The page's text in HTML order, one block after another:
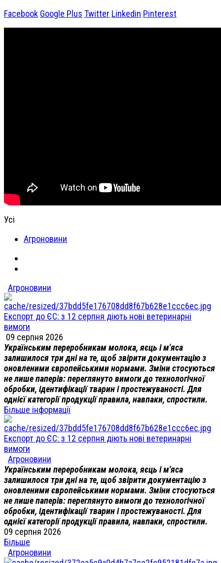
Facebook Google Plus Twitter Linkedin Pinterest
Усі
Агроновини
Агроновини
Експорт до ЄС: з 12 серпня діють нові ветеринарні
вимоги
09 серпня 2026
Українським переробникам молока, яєць і м'яса
залишилося три дні на те, щоб звірити документацію з
оновленими європейськими нормами. Зміни стосуються
не лише паперів: переглянуто вимоги до технологічної
обробки, ідентифікації тварин і простежуваності. Для
однієї категорії продукції правила, навпаки, спростили.
Більше інформації
Експорт до ЄС: з 12 серпня діють нові ветеринарні
вимоги
Агроновини
Українським переробникам молока, яєць і м'яса
залишилося три дні на те, щоб звірити документацію з
оновленими європейськими нормами. Зміни стосуються
не лише паперів: переглянуто вимоги до технологічної
обробки, ідентифікації тварин і простежуваності. Для
однієї категорії продукції правила, навпаки, спростили.
09 серпня 2026
Більше
Агроновини